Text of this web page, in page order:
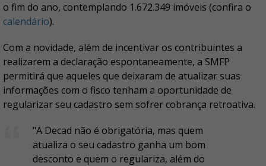
o fim do ano, contemplando 1.672.349 imóveis (confira o
calendário).
Com a novidade, além de incentivar os contribuintes a
realizarem a declaração espontaneamente, a SMFP
permitirá que aqueles que deixaram de atualizar suas
informações com o fisco tenham a oportunidade de
regularizar seu cadastro sem sofrer cobrança retroativa.
"A Decad não é obrigatória, mas quem
atualiza o seu cadastro ganha um bom
desconto e quem o regulariza, além do